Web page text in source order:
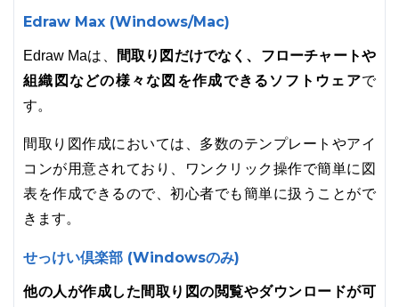
Edraw Max (Windows/Mac)
Edraw Maは、
間取り図だけでなく、フローチャートや
組織図などの様々な図を作成できるソフトウェアで
す。
間取り図作成においては、多数のテンプレートやアイ
コンが用意されており、ワンクリック操作で簡単に図
表を作成できるので、初心者でも簡単に扱うことがで
きます。
せっけい倶楽部 (Windowsのみ)
他の人が作成した間取り図の閲覧やダウンロードが可